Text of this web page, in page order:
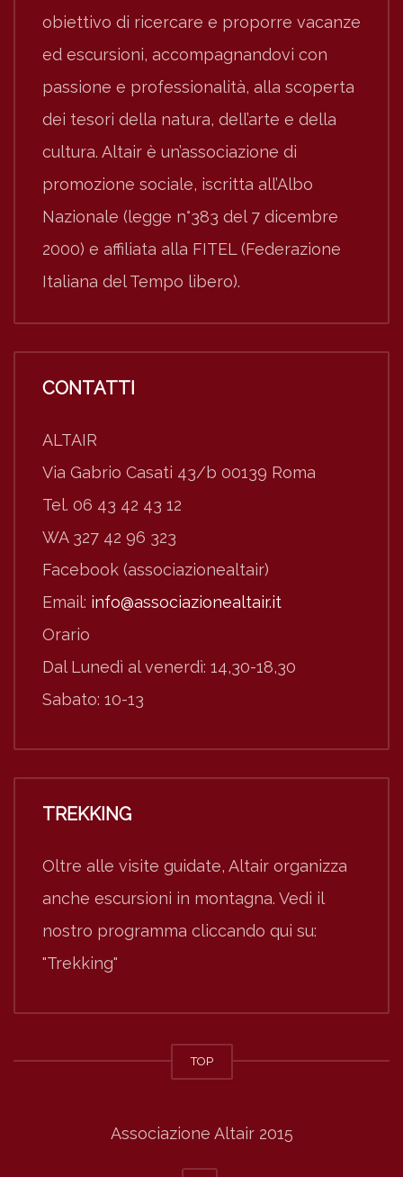
obiettivo di ricercare e proporre vacanze
ed escursioni, accompagnandovi con
passione e professionalità, alla scoperta
dei tesori della natura, dell’arte e della
cultura. Altair è un’associazione di
promozione sociale, iscritta all’Albo
Nazionale (legge n°383 del 7 dicembre
2000) e affiliata alla FITEL (Federazione
Italiana del Tempo libero).
CONTATTI
ALTAIR
Via Gabrio Casati 43/b 00139 Roma
Tel. 06 43 42 43 12
WA 327 42 96 323
Facebook (associazionealtair)
Email: info@associazionealtair.it
Orario
Dal Lunedì al venerdì: 14,30-18,30
Sabato: 10-13
TREKKING
Oltre alle visite guidate, Altair organizza
anche escursioni in montagna. Vedi il
nostro programma cliccando qui su:
"Trekking"
TOP
Associazione Altair 2015